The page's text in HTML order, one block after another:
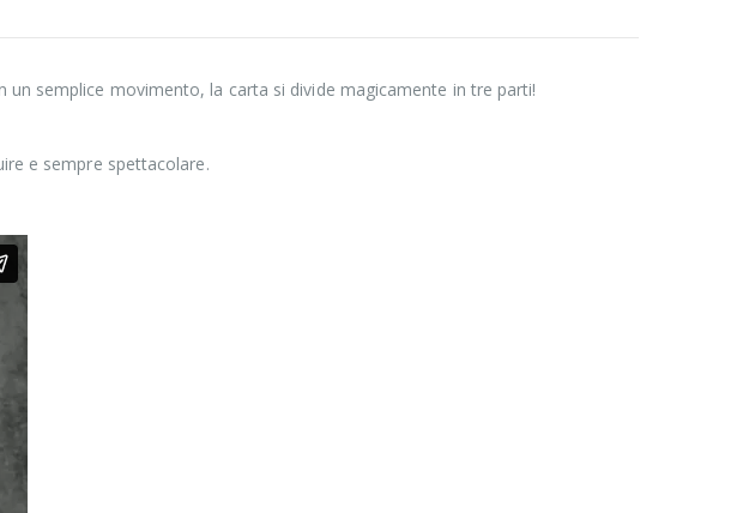
semplice movimento, la carta si divide magicamente in tre parti!
e sempre spettacolare.